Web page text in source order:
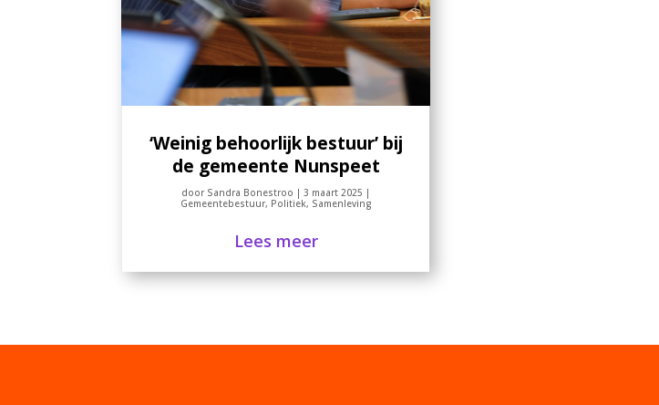
‘Weinig behoorlijk bestuur’ bij
de gemeente Nunspeet
door Sandra Bonestroo |3 maart 2025 |
Gemeentebestuur, Politiek, Samenleving
Lees meer